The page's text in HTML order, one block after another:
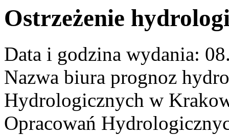
Ostrzeżenie
Data i godzina wydania:
Nazwa biura prognoz
Hydrologicznych w
Opracowań